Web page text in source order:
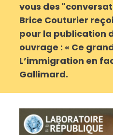
vous des
Brice Couturier
pour la publication
ouvrage : « Ce
L’immigration en
Gallimard.